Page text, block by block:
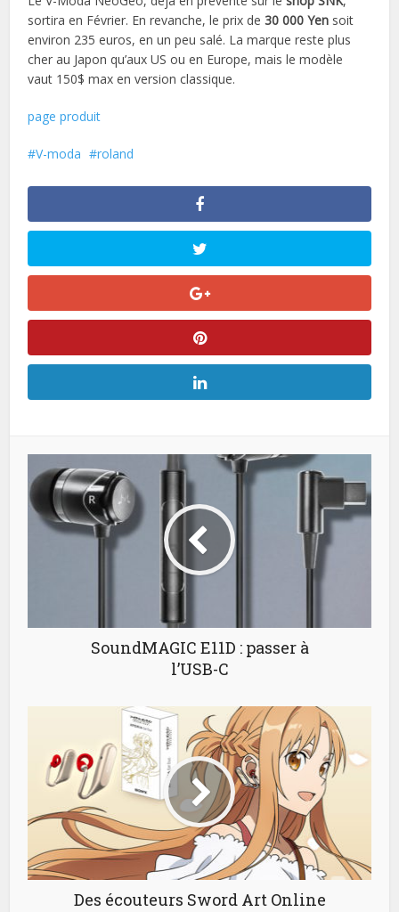
sortira en Février. En revanche, le prix de30 000 Yen soit
environ 235 euros, en un peu salé. La marque reste plus
cher au Japon qu’aux US ou en Europe, mais le modèle
vaut 150$ max en version classique.
page produit
V-moda roland
SoundMAGIC E11D : passer à
l’USB-C
Des écouteurs Sword Art Online